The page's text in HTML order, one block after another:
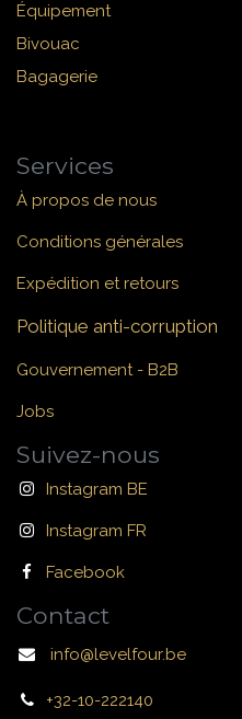
Équipement
Bivouac
Bagagerie
Services
À propos de nous
Conditions générales
Expédition et retours
Politique anti-corruption
Gouvernement - B2B
Jobs
Suivez-nous
Instagram BE
Instagram FR
Facebook
Contact
info@levelfour.be
+32-10-222140